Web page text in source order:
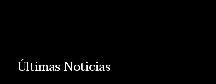
Últimas Noticias